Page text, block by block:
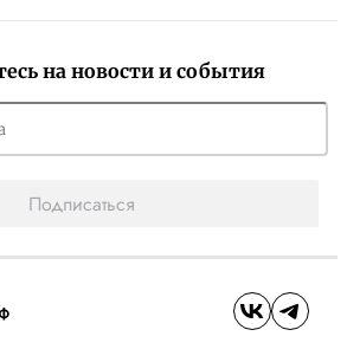
на новости и события
Подписаться